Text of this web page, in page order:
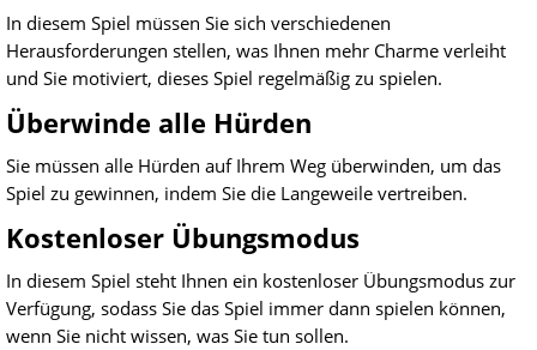
In diesem Spiel müssen Sie sich verschiedenen
Herausforderungen stellen, was Ihnen mehr Charme verleiht
und Sie motiviert, dieses Spiel regelmäßig zu spielen.
Überwinde alle Hürden
Sie müssen alle Hürden auf Ihrem Weg überwinden, um das
Spiel zu gewinnen, indem Sie die Langeweile vertreiben.
Kostenloser Übungsmodus
In diesem Spiel steht Ihnen ein kostenloser Übungsmodus zur
Verfügung, sodass Sie das Spiel immer dann spielen können,
wenn Sie nicht wissen, was Sie tun sollen.